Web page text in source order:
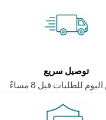
توصيل سريع
قبل 8 مساءً